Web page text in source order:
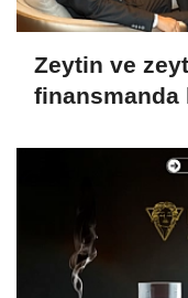
Zeytin ve
finansmanda